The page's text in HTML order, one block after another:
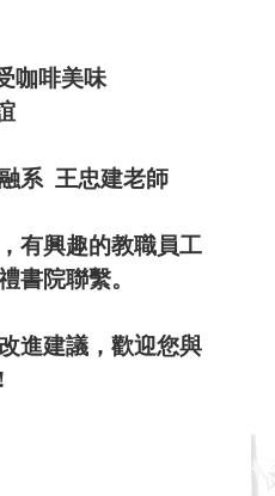
咖啡美味
系 王忠建老師
有興趣的教職員工
書院聯繫。
進建議，歡迎您與